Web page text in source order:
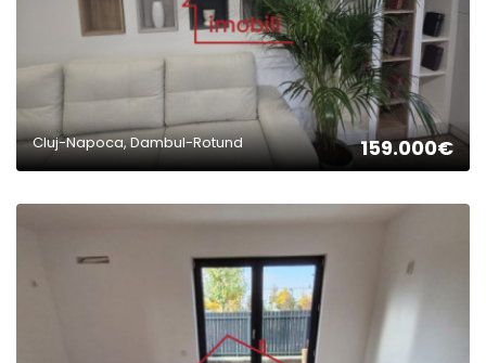
Cluj-Napoca, Dambul-Rotund 159.000€